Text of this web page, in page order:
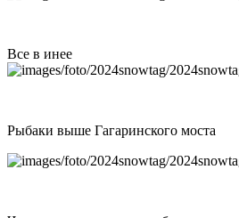
Все в инее
Рыбаки выше Гагаринского моста